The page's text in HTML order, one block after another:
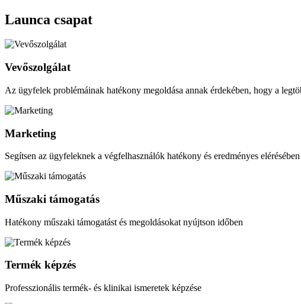
Launca csapat
Vevőszolgálat
Az ügyfelek problémáinak hatékony megoldása annak érdekében, hogy a
Marketing
Segítsen az ügyfeleknek a végfelhasználók hatékony és eredményes elérésében
Műszaki támogatás
Hatékony műszaki támogatást és megoldásokat nyújtson időben
Termék képzés
Professzionális termék- és klinikai ismeretek képzése